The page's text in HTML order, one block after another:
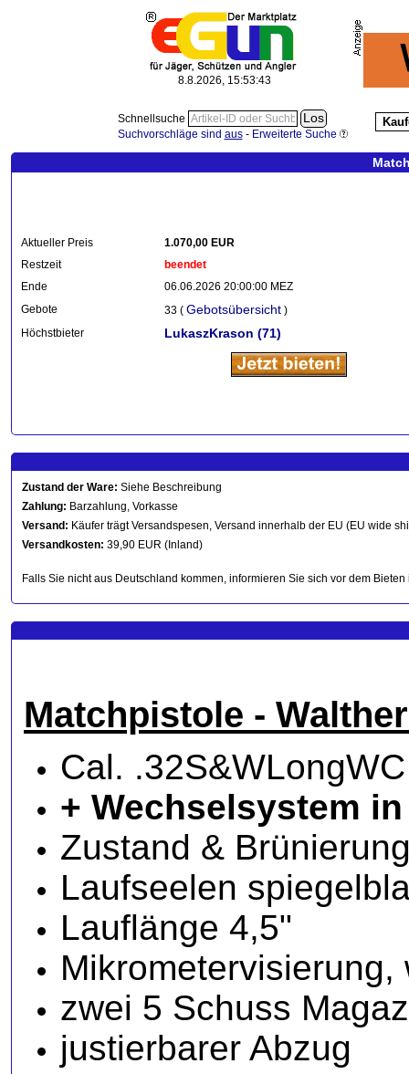
8.8.2026, 15:53:44
Schnellsuche
Suchvorschläge sind aus- Erweiterte Suche
Aktueller Preis
1.070,00 EUR
Restzeit
beendet
Ende
06.06.2026 20:00:00 MEZ
Gebote
33 ( Gebotsübersicht )
Höchstbieter
LukaszKrason (71)
Zustand der Ware: Siehe Beschreibung
Zahlung: Barzahlung, Vorkasse
Versand: Käufer trägt Versandspesen, Versand innerhalb der EU (EU wide
Versandkosten: 39,90 EUR (Inland)
Falls Sie nicht aus Deutschland kommen, informieren Sie sich vor dem
Matchpistole -
Cal. .32S&WLongWC
+ Wechselsystem
Zustand &
Laufseelen
Lauflänge 4,5"
zwei 5 Schuss
justierbarer Abzug